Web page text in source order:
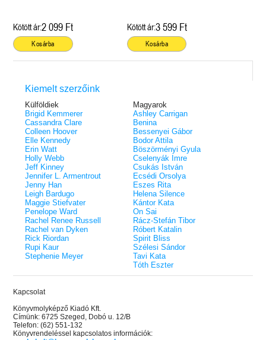
Kötött ár:2 099 Ft
Kosárba
Kötött ár:3 599 Ft
Kosárba
Kiemelt szerzőink
Külföldiek
Brigid Kemmerer
Cassandra Clare
Colleen Hoover
Elle Kennedy
Erin Watt
Holly Webb
Jeff Kinney
Jennifer L. Armentrout
Jenny Han
Leigh Bardugo
Maggie Stiefvater
Penelope Ward
Rachel Renee Russell
Rachel van Dyken
Rick Riordan
Rupi Kaur
Stephenie Meyer
Magyarok
Ashley Carrigan
Benina
Bessenyei Gábor
Bodor Attila
Böszörményi Gyula
Cselenyák Imre
Csukás István
Ecsédi Orsolya
Eszes Rita
Helena Silence
Kántor Kata
On Sai
Rácz-Stefán Tibor
Róbert Katalin
Spirit Bliss
Szélesi Sándor
Tavi Kata
Tóth Eszter
Kapcsolat
Könyvmolyképző Kiadó Kft.
Címünk: 6725 Szeged, Dobó u. 12/B
Telefon: (62) 551-132
Könyvrendeléssel kapcsolatos információk: